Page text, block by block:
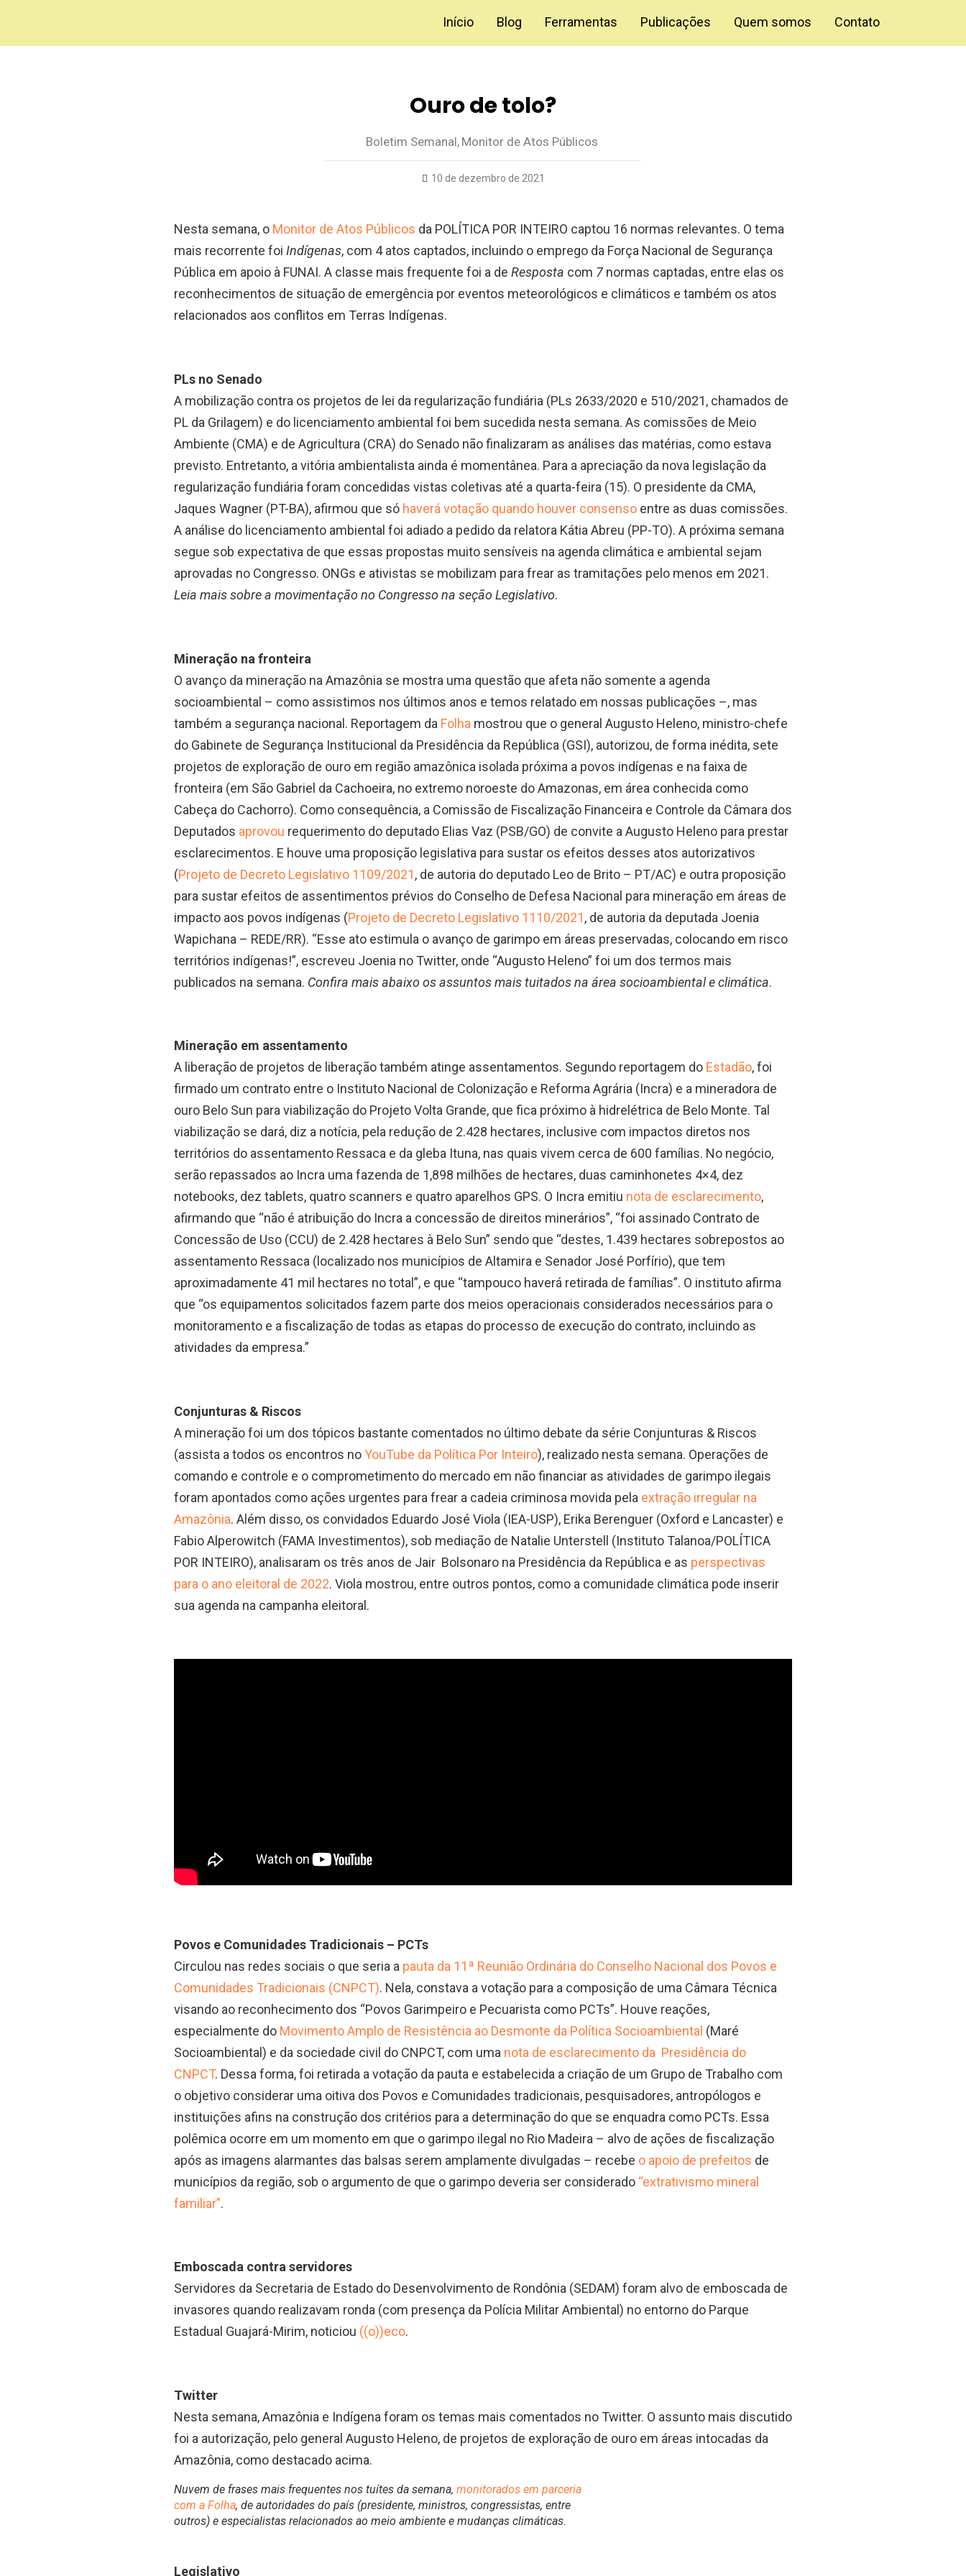
Início Blog Ferramentas Publicações Quem somos Contato
Ouro de tolo?
Boletim Semanal, Monitor de Atos Públicos
10 de dezembro de 2021
Nesta semana, o Monitor de Atos Públicos da POLÍTICA POR INTEIRO captou 16 normas relevantes. O tema
mais recorrente foi Indígenas, com 4 atos captados, incluindo o emprego da Força Nacional de Segurança
Pública em apoio à FUNAI. A classe mais frequente foi a de Resposta com 7normas captadas, entre elas os
reconhecimentos de situação de emergência por eventos meteorológicos e climáticos e também os atos
relacionados aos conflitos em Terras Indígenas.
PLs no Senado
A mobilização contra os projetos de lei da regularização fundiária (PLs 2633/2020 e 510/2021, chamados de
PL da Grilagem) e do licenciamento ambiental foi bem sucedida nesta semana. As comissões de Meio
Ambiente (CMA) e de Agricultura (CRA) do Senado não finalizaram as análises das matérias, como estava
previsto. Entretanto, a vitória ambientalista ainda é momentânea. Para a apreciação da nova legislação da
regularização fundiária foram concedidas vistas coletivas até a quarta-feira (15). O presidente da CMA,
Jaques Wagner (PT-BA), afirmou que só haverá votação quando houver consenso entre as duas comissões.
A análise do licenciamento ambiental foi adiado a pedido da relatora Kátia Abreu (PP-TO). A próxima semana
segue sob expectativa de que essas propostas muito sensíveis na agenda climática e ambiental sejam
aprovadas no Congresso. ONGs e ativistas se mobilizam para frear as tramitações pelo menos em 2021.
Leia mais sobre a movimentação no Congresso na seção Legislativo.
Mineração na fronteira
O avanço da mineração na Amazônia se mostra uma questão que afeta não somente a agenda
socioambiental – como assistimos nos últimos anos e temos relatado em nossas publicações –, mas
também a segurança nacional. Reportagem da Folha mostrou que o general Augusto Heleno, ministro-chefe
do Gabinete de Segurança Institucional da Presidência da República (GSI), autorizou, de forma inédita, sete
projetos de exploração de ouro em região amazônica isolada próxima a povos indígenas e na faixa de
fronteira (em São Gabriel da Cachoeira, no extremo noroeste do Amazonas, em área conhecida como
Cabeça do Cachorro). Como consequência, a Comissão de Fiscalização Financeira e Controle da Câmara dos
Deputados aprovou requerimento do deputado Elias Vaz (PSB/GO) de convite a Augusto Heleno para prestar
esclarecimentos. E houve uma proposição legislativa para sustar os efeitos desses atos autorizativos
(Projeto de Decreto Legislativo 1109/2021, de autoria do deputado Leo de Brito – PT/AC) e outra proposição
para sustar efeitos de assentimentos prévios do Conselho de Defesa Nacional para mineração em áreas de
impacto aos povos indígenas (Projeto de Decreto Legislativo 1110/2021, de autoria da deputada Joenia
Wapichana – REDE/RR). “Esse ato estimula o avanço de garimpo em áreas preservadas, colocando em risco
territórios indígenas!”, escreveu Joenia no Twitter, onde “Augusto Heleno” foi um dos termos mais
publicados na semana. Confira mais abaixo os assuntos mais tuitados na área socioambiental e climática.
Mineração em assentamento
A liberação de projetos de liberação também atinge assentamentos. Segundo reportagem do Estadão, foi
firmado um contrato entre o Instituto Nacional de Colonização e Reforma Agrária (Incra) e a mineradora de
ouro Belo Sun para viabilização do Projeto Volta Grande, que fica próximo à hidrelétrica de Belo Monte. Tal
viabilização se dará, diz a notícia, pela redução de 2.428 hectares, inclusive com impactos diretos nos
territórios do assentamento Ressaca e da gleba Ituna, nas quais vivem cerca de 600 famílias. No negócio,
serão repassados ao Incra uma fazenda de 1,898 milhões de hectares, duas caminhonetes 4×4, dez
notebooks, dez tablets, quatro scanners e quatro aparelhos GPS. O Incra emitiu nota de esclarecimento,
afirmando que “não é atribuição do Incra a concessão de direitos minerários”, “foi assinado Contrato de
Concessão de Uso (CCU) de 2.428 hectares à Belo Sun” sendo que “destes, 1.439 hectares sobrepostos ao
assentamento Ressaca (localizado nos municípios de Altamira e Senador José Porfírio), que tem
aproximadamente 41 mil hectares no total”, e que “tampouco haverá retirada de famílias”. O instituto afirma
que “os equipamentos solicitados fazem parte dos meios operacionais considerados necessários para o
monitoramento e a fiscalização de todas as etapas do processo de execução do contrato, incluindo as
atividades da empresa.”
Conjunturas & Riscos
A mineração foi um dos tópicos bastante comentados no último debate da série Conjunturas & Riscos
(assista a todos os encontros noYouTube da Política Por Inteiro), realizado nesta semana. Operações de
comando e controle e o comprometimento do mercado em não financiar as atividades de garimpo ilegais
foram apontados como ações urgentes para frear a cadeia criminosa movida pela extração irregular na
Amazônia. Além disso, os convidados Eduardo José Viola (IEA-USP), Erika Berenguer (Oxford e Lancaster) e
Fabio Alperowitch (FAMA Investimentos), sob mediação de Natalie Unterstell (Instituto Talanoa/POLÍTICA
POR INTEIRO), analisaram os três anos de Jair Bolsonaro na Presidência da República e as perspectivas
para o ano eleitoral de 2022. Viola mostrou, entre outros pontos, como a comunidade climática pode inserir
sua agenda na campanha eleitoral.
Povos e Comunidades Tradicionais – PCTs
Circulou nas redes sociais o que seria a pauta da 11ª Reunião Ordinária do Conselho Nacional dos Povos e
Comunidades Tradicionais (CNPCT). Nela, constava a votação para a composição de uma Câmara Técnica
visando ao reconhecimento dos “Povos Garimpeiro e Pecuarista como PCTs”. Houve reações,
especialmente do Movimento Amplo de Resistência ao Desmonte da Política Socioambiental (Maré
Socioambiental) e da sociedade civil do CNPCT, com uma nota de esclarecimento da Presidência do
CNPCT. Dessa forma, foi retirada a votação da pauta e estabelecida a criação de um Grupo de Trabalho com
o objetivo considerar uma oitiva dos Povos e Comunidades tradicionais, pesquisadores, antropólogos e
instituições afins na construção dos critérios para a determinação do que se enquadra como PCTs. Essa
polêmica ocorre em um momento em que o garimpo ilegal no Rio Madeira – alvo de ações de fiscalização
após as imagens alarmantes das balsas serem amplamente divulgadas – recebe o apoio de prefeitos de
municípios da região, sob o argumento de que o garimpo deveria ser considerado “extrativismo mineral
familiar”.
Emboscada contra servidores
Servidores da Secretaria de Estado do Desenvolvimento de Rondônia (SEDAM) foram alvo de emboscada de
invasores quando realizavam ronda (com presença da Polícia Militar Ambiental) no entorno do Parque
Estadual Guajará-Mirim, noticiou ((o))eco.
Twitter
Nesta semana, Amazônia e Indígena foram os temas mais comentados no Twitter. O assunto mais discutido
foi a autorização, pelo general Augusto Heleno, de projetos de exploração de ouro em áreas intocadas da
Amazônia, como destacado acima.
Nuvem de frases mais frequentes nos tuítes da semana, monitorados em parceria
com a Folha, de autoridades do país (presidente, ministros, congressistas, entre
outros) e especialistas relacionados ao meio ambiente e mudanças climáticas.
Legislativo